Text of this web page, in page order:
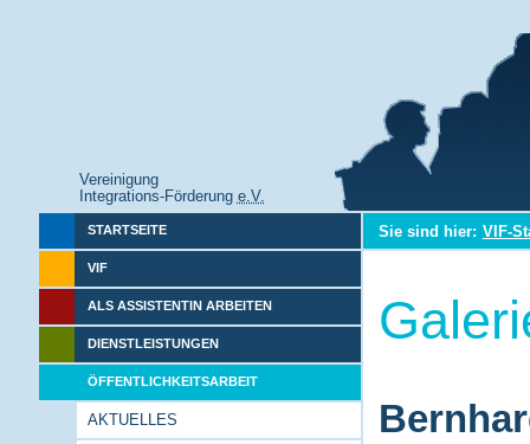
Vereinigung
Integrations-Förderung e.V.
STARTSEITE
VIF
ALS ASSISTENTIN ARBEITEN
DIENSTLEISTUNGEN
ÖFFENTLICHKEITSARBEIT
AKTUELLES
Sie sind hier: VIF-